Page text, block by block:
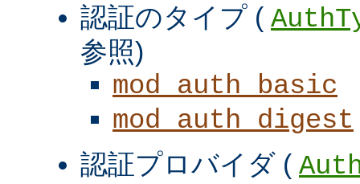
認証のタイプ (
参照)
mod_auth_basic
mod_auth_digest
認証プロバイダ (